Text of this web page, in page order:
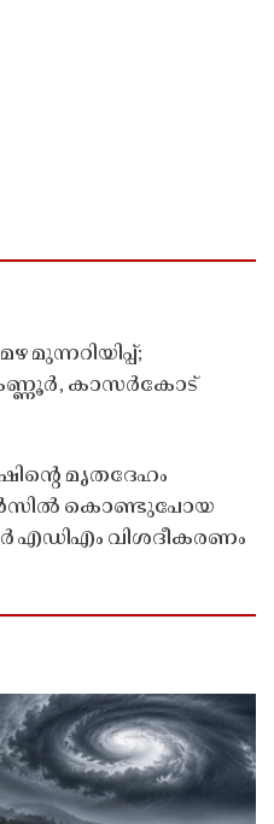
മുന്നറിയിപ്പ്;
കാസർകോട്
മൃതദേഹം
കൊണ്ടുപോയ
എഡിഎം വിശദീകരണം